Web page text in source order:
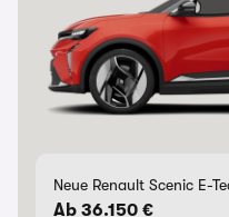
Neue Renault Scenic E-
Ab 36.150 €